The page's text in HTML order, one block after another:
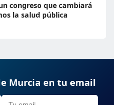
congreso que cambiará
la salud pública
Murcia en tu email